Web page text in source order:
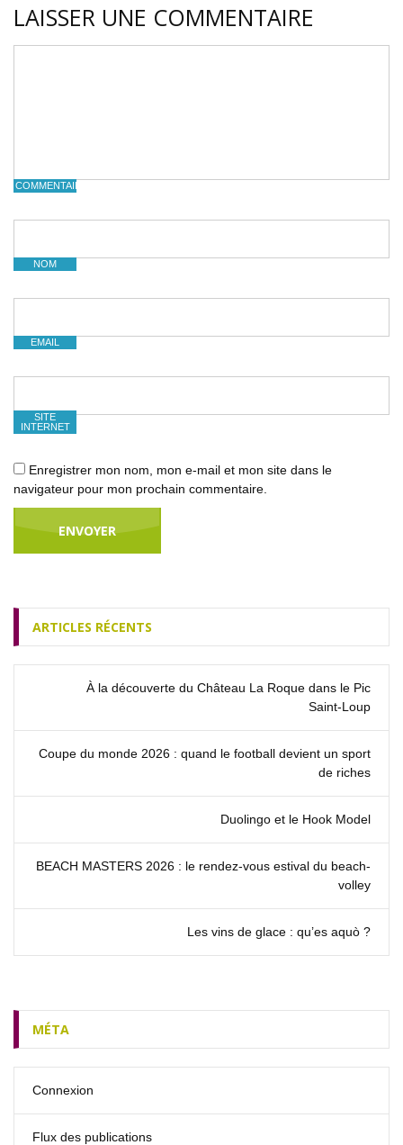
LAISSER UNE COMMENTAIRE
COMMENTAIRE
NOM
EMAIL
SITE
INTERNET
Enregistrer mon nom, mon e-mail et mon site dans le
navigateur pour mon prochain commentaire.
ARTICLES RÉCENTS
À la découverte du Château La Roque dans le Pic
Saint‑Loup
Coupe du monde 2026 : quand le football devient un sport
de riches
Duolingo et le Hook Model
BEACH MASTERS 2026 : le rendez‑vous estival du beach-
volley
Les vins de glace : qu’es aquò ?
MÉTA
Connexion
Flux des publications